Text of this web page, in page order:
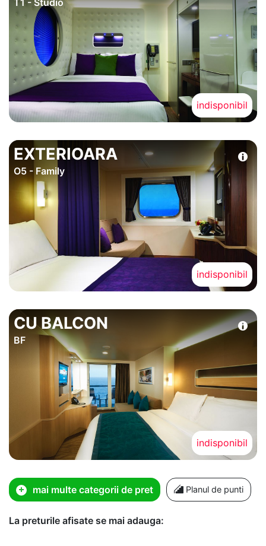
indisponibil
EXTERIOARA
O5 - Family
indisponibil
CU BALCON
BF
indisponibil
mai multe categorii de pret Planul de punti
La preturile afisate se mai adauga: